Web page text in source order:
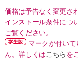
価格は予告なく変更さ
インストール条件につ
ご覧ください。
マークが付い
ん。詳しくはこちらを